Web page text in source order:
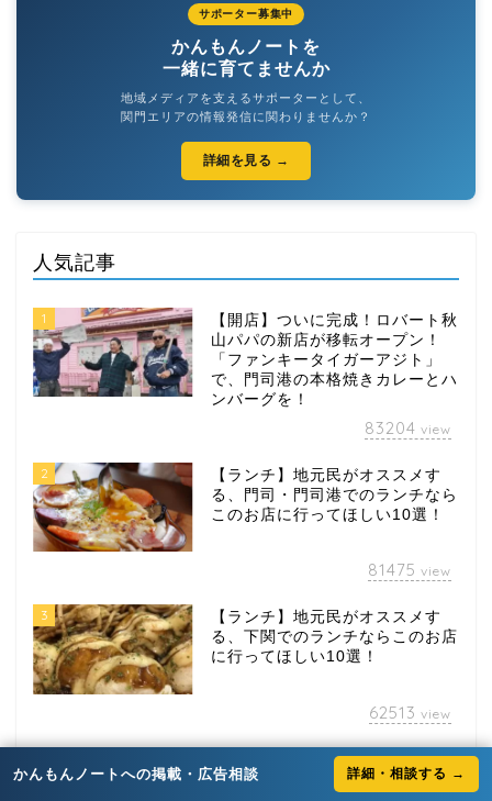
サポーター募集中
かんもんノートを
一緒に育てませんか
地域メディアを支えるサポーターとして、
関門エリアの情報発信に関わりませんか？
詳細を見る →
人気記事
1
【開店】ついに完成！ロバート秋
山パパの新店が移転オープン！
「ファンキータイガーアジト」
で、門司港の本格焼きカレーとハ
ンバーグを！
83204 view
2
【ランチ】地元民がオススメす
る、門司・門司港でのランチなら
このお店に行ってほしい10選！
81475 view
3
【ランチ】地元民がオススメす
る、下関でのランチならこのお店
に行ってほしい10選！
62513 view
大盛り、いやメガ盛り！！なイン
パクト最大級のお弁当屋さん「ラ
かんもんノートへの掲載・広告相談 詳細・相談する →